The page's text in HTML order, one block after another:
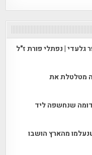
גלעדי | נפתלי פורת ז"ל
מטלטלת את
שנחשפה ליד
מהארץ הושבו